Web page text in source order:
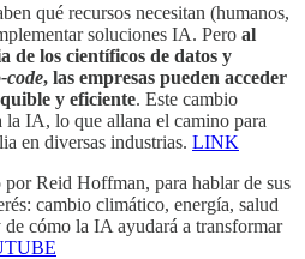
qué recursos necesitan (humanos,
soluciones IA. Pero al
de los científicos de datos y
code, las empresas pueden acceder
y eficiente. Este cambio
la IA, lo que allana el camino para
en diversas industrias. LINK
Reid Hoffman, para hablar de sus
cambio climático, energía, salud
cómo la IA ayudará a transformar